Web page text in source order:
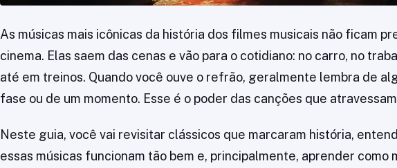
As músicas mais icônicas da história dos filmes musicais não ficam
cinema. Elas saem das cenas e vão para o cotidiano: no carro, no
até em treinos. Quando você ouve o refrão, geralmente lembra de
fase ou de um momento. Esse é o poder das canções que
Neste guia, você vai revisitar clássicos que marcaram história,
essas músicas funcionam tão bem e, principalmente, aprender como